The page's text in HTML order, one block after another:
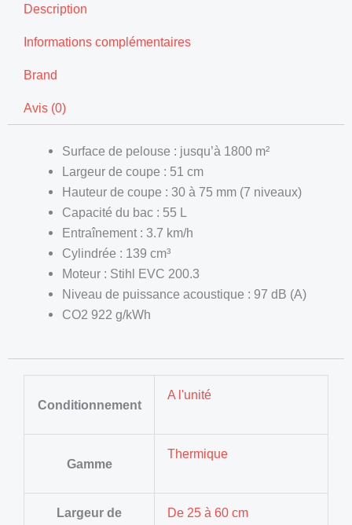
Description
Informations complémentaires
Brand
Avis (0)
Surface de pelouse : jusqu’à 1800 m²
Largeur de coupe : 51 cm
Hauteur de coupe : 30 à 75 mm (7 niveaux)
Capacité du bac : 55 L
Entraînement : 3.7 km/h
Cylindrée : 139 cm³
Moteur : Stihl EVC 200.3
Niveau de puissance acoustique : 97 dB (A)
CO2 922 g/kWh
Conditionnement
A l'unité
Gamme
Thermique
Largeur de
De 25 à 60 cm